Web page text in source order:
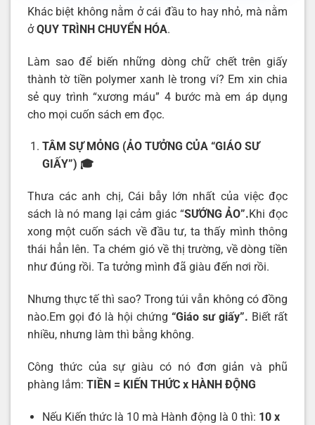
Khác biệt không nằm ở cái đầu to hay nhỏ, mà nằm
ởQUY TRÌNH CHUYỂN HÓA.
Làm sao để biến những dòng chữ chết trên giấy
thành tờ tiền polymer xanh lè trong ví? Em xin chia
sẻ quy trình “xương máu” 4 bước mà em áp dụng
cho mọi cuốn sách em đọc.
TÂM SỰ MỎNG (ẢO TƯỞNG CỦA “GIÁO SƯ
GIẤY”) 🎓
Thưa các anh chị, Cái bẫy lớn nhất của việc đọc
sách là nó mang lại cảm giác “SƯỚNG ẢO”.Khi đọc
xong một cuốn sách về đầu tư, ta thấy mình thông
thái hẳn lên. Ta chém gió về thị trường, về dòng tiền
như đúng rồi. Ta tưởng mình đã giàu đến nơi rồi.
Nhưng thực tế thì sao? Trong túi vẫn không có đồng
nào.Em gọi đó là hội chứng “Giáo sư giấy”. Biết rất
nhiều, nhưng làm thì bằng không.
Công thức của sự giàu có nó đơn giản và phũ
phàng lắm: TIỀN = KIẾN THỨC x HÀNH ĐỘNG
Nếu Kiến thức là 10 mà Hành động là 0 thì: 10 x